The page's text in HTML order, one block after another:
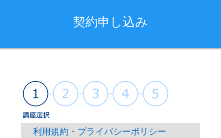
契約申し込み
利用規約・プライバシーポリシー